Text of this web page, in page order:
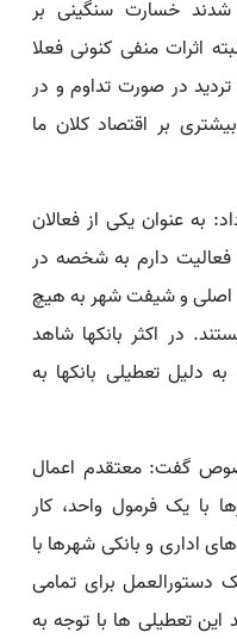
شدند خسارت سنگینی بر
اثرات منفی کنونی فعلا
در صورت تداوم و در
بر اقتصاد کلان ما
به عنوان یکی از فعالان
دارم به شخصه در
اصلی و شیفت شهر به هیچ
در اکثر بانکها شاهد
دلیل تعطیلی بانکها به
گفت: معتقدم اعمال
با یک فرمول واحد، کار
اداری و بانکی شهرها با
برای تمامی
تعطیلی ها با توجه به